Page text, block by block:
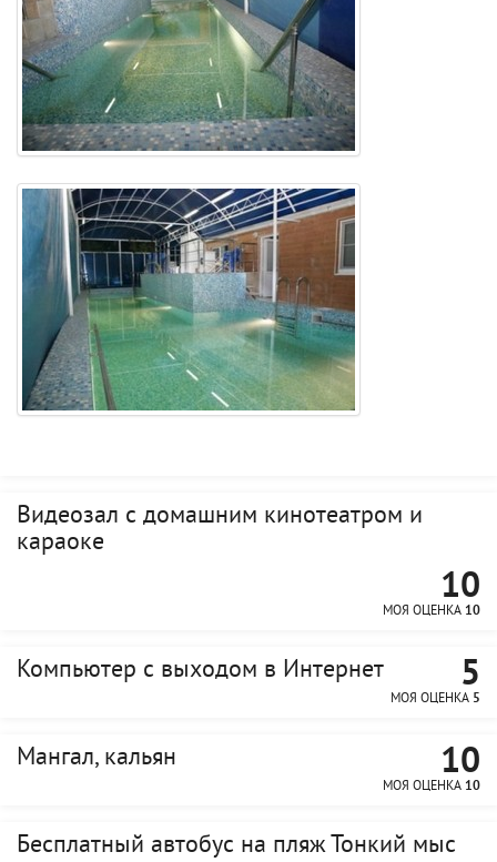
Видеозал с домашним кинотеатром и
караоке
10
МОЯ ОЦЕНКА 10
Компьютер с выходом в Интернет 5
МОЯ ОЦЕНКА 5
Мангал, кальян 10
МОЯ ОЦЕНКА 10
Бесплатный автобус на пляж Тонкий мыс